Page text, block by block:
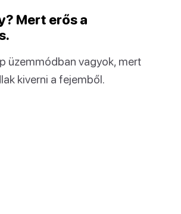
Mert erős a
üzemmódban vagyok, mert
kiverni a fejemből.